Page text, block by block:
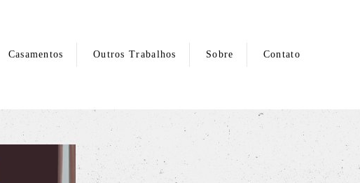
Casamentos Outros Trabalhos Sobre Contato